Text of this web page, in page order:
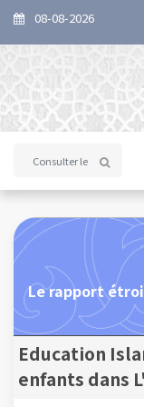
08-08-2026
Le rapport
Education
enfants dans